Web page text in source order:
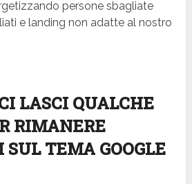
persone sbagliate
e landing non adatte al nostro
LASCI QUALCHE
RIMANERE
SUL TEMA GOOGLE